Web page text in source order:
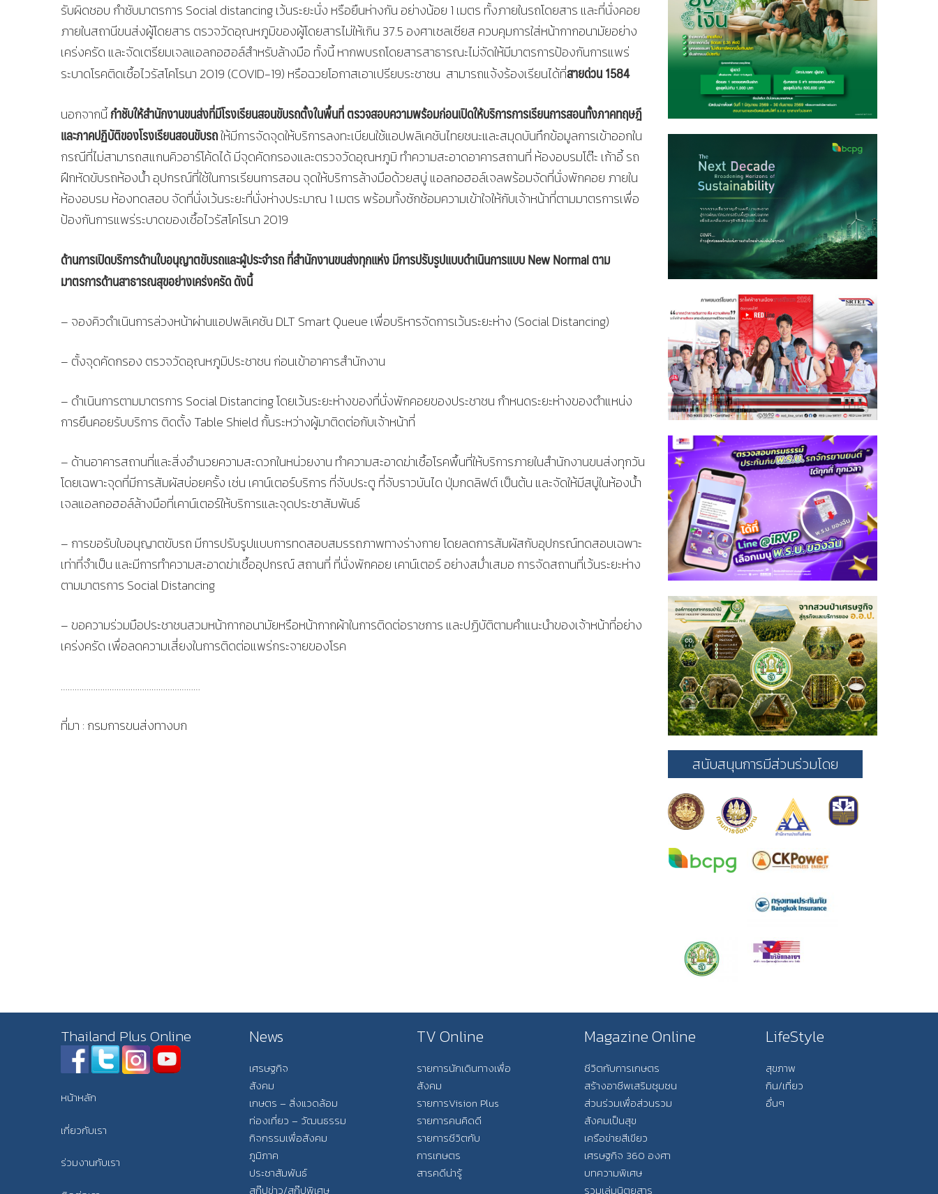
รับผิดชอบ กำชับมาตรการ Social distancing เว้นระยะนั่ง หรือยืนห่างกัน อย่างน้อย 1 เมตร ทั้งภายในรถโดยสาร และที่นั่งคอย
ภายในสถานีขนส่งผู้โดยสาร ตรวจวัดอุณหภูมิของผู้โดยสารไม่ให้เกิน 37.5 องศาเซลเซียส ควบคุมการใส่หน้ากากอนามัยอย่าง
เคร่งครัด และจัดเตรียมเจลแอลกอฮอล์สำหรับล้างมือ ทั้งนี้ หากพบรถโดยสารสาธารณะไม่จัดให้มีมาตรการป้องกันการแพร่
ระบาดโรคติดเชื้อไวรัสโคโรนา 2019 (COVID-19) หรือฉวยโอกาสเอาเปรียบระชาชน สามารถแจ้งร้องเรียนได้ที่สายด่วน 1584
นอกจากนี้กำชับให้สำนักงานขนส่งที่มีโรงเรียนสอนขับรถตั้งในพื้นที่ ตรวจสอบความพร้อมก่อนเปิดให้บริการการเรียนการสอนทั้งภาคทฤษฎี
และภาคปฏิบัติของโรงเรียนสอนขับรถให้มีการจัดจุดให้บริการลงทะเบียนใช้แอปพลิเคชันไทยชนะและสมุดบันทึกข้อมูลการเข้าออกใน
กรณีที่ไม่สามารถสแกนคิวอาร์โค้ดได้ มีจุดคัดกรองและตรวจวัดอุณหภูมิ ทำความสะอาดอาคารสถานที่ ห้องอบรมโต๊ะ เก้าอี้ รถ
ฝึกหัดขับรถห้องน้ำ อุปกรณ์ที่ใช้ในการเรียนการสอน จุดให้บริการล้างมือด้วยสบู่ แอลกอฮอล์เจลพร้อมจัดที่นั่งพักคอย ภายใน
ห้องอบรม ห้องทดสอบ จัดที่นั่งเว้นระยะที่นั่งห่างประมาณ 1 เมตร พร้อมทั้งซักซ้อมความเข้าใจให้กับเจ้าหน้าที่ตามมาตรการเพื่อ
ป้องกันการแพร่ระบาดของเชื้อไวรัสโคโรนา 2019
ด้านการเปิดบริการด้านใบอนุญาตขับรถและผู้ประจำรถ ที่สำนักงานขนส่งทุกแห่ง มีการปรับรูปแบบดำเนินการแบบ New Normal ตาม
มาตรการด้านสาธารณสุขอย่างเคร่งครัด ดังนี้
– จองคิวดำเนินการล่วงหน้าผ่านแอปพลิเคชัน DLT Smart Queue เพื่อบริหารจัดการเว้นระยะห่าง (Social Distancing)
– ตั้งจุดคัดกรอง ตรวจวัดอุณหภูมิประชาชน ก่อนเข้าอาคารสำนักงาน
– ดำเนินการตามมาตรการ Social Distancing โดยเว้นระยะห่างของที่นั่งพักคอยของประชาชน กำหนดระยะห่างของตำแหน่ง
การยืนคอยรับบริการ ติดตั้ง Table Shield กั้นระหว่างผู้มาติดต่อกับเจ้าหน้าที่
– ด้านอาคารสถานที่และสิ่งอำนวยความสะดวกในหน่วยงาน ทำความสะอาดฆ่าเชื้อโรคพื้นที่ให้บริการภายในสำนักงานขนส่งทุกวัน
โดยเฉพาะจุดที่มีการสัมผัสบ่อยครั้ง เช่น เคาน์เตอร์บริการ ที่จับประตู ที่จับราวบันได ปุ่มกดลิฟต์ เป็นต้น และจัดให้มีสบู่ในห้องน้ำ
เจลแอลกอฮอล์ล้างมือที่เคาน์เตอร์ให้บริการและจุดประชาสัมพันธ์
– การขอรับใบอนุญาตขับรถ มีการปรับรูปแบบการทดสอบสมรรถภาพทางร่างกาย โดยลดการสัมผัสกับอุปกรณ์ทดสอบเฉพาะ
เท่าที่จำเป็น และมีการทำความสะอาดฆ่าเชื้ออุปกรณ์ สถานที่ ที่นั่งพักคอย เคาน์เตอร์ อย่างสม่ำเสมอ การจัดสถานที่เว้นระยะห่าง
ตามมาตรการ Social Distancing
– ขอความร่วมมือประชาชนสวมหน้ากากอนามัยหรือหน้ากากผ้าในการติดต่อราชการ และปฏิบัติตามคำแนะนำของเจ้าหน้าที่อย่าง
เคร่งครัด เพื่อลดความเสี่ยงในการติดต่อแพร่กระจายของโรค
……………………………………………………
ที่มา : กรมการขนส่งทางบก
สนับสนุนการมีส่วนร่วมโดย
Thailand Plus Online
หน้าหลัก
เกี่ยวกับเรา
ร่วมงานกับเรา
News
เศรษฐกิจ
สังคม
เกษตร – สิ่งแวดล้อม
ท่องเที่ยว – วัฒนธรรม
กิจกรรมเพื่อสังคม
ภูมิภาค
ประชาสัมพันธ์
สกู๊ปข่าว/สกู๊ปพิเศษ
TV Online
รายการนักเดินทางเพื่อ
สังคม
รายการVision Plus
รายการคนคิดดี
รายการชีวิตกับ
การเกษตร
สารคดีน่ารู้
Magazine Online
ชีวิตกับการเกษตร
สร้างอาชีพเสริมชุมชน
ส่วนร่วมเพื่อส่วนรวม
สังคมเป็นสุข
เครือข่ายสีเขียว
เศรษฐกิจ 360 องศา
บทความพิเศษ
รวมเล่มนิตยสาร
LifeStyle
สุขภาพ
กิน/เที่ยว
อื่นๆ